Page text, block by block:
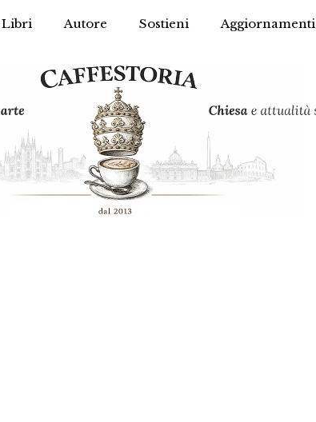
Libri Autore Sostieni Aggiornamenti